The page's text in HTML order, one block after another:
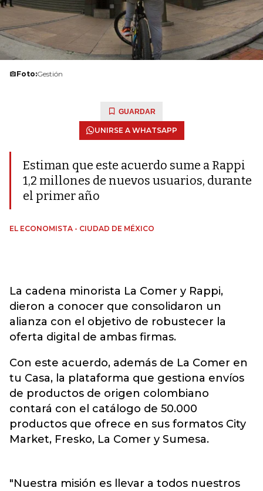
Foto:Gestión
GUARDAR
UNIRSE A WHATSAPP
Estiman que este acuerdo sume a Rappi
1,2 millones de nuevos usuarios, durante
el primer año
EL ECONOMISTA - CIUDAD DE MÉXICO
La cadena minorista La Comer y Rappi,
dieron a conocer que consolidaron un
alianza con el objetivo de robustecer la
oferta digital de ambas firmas.
Con este acuerdo, además de La Comer en
tu Casa, la plataforma que gestiona envíos
de productos de origen colombiano
contará con el catálogo de 50.000
productos que ofrece en sus formatos City
Market, Fresko, La Comer y Sumesa.
"Nuestra misión es llevar a todos nuestros